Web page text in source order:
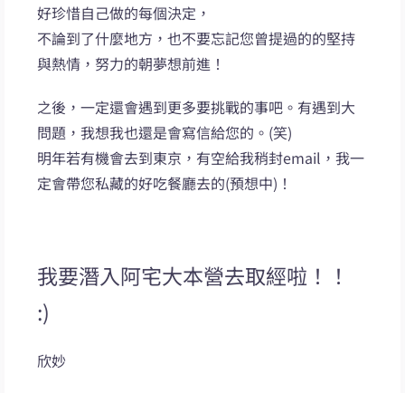
好珍惜自己做的每個決定，
不論到了什麼地方，也不要忘記您曾提過的的堅持
與熱情，努力的朝夢想前進！
之後，一定還會遇到更多要挑戰的事吧。有遇到大
問題，我想我也還是會寫信給您的。(笑)
明年若有機會去到東京，有空給我稍封email，我一
定會帶您私藏的好吃餐廳去的(預想中)！
我要潛入阿宅大本營去取經啦！！
:)
欣妙